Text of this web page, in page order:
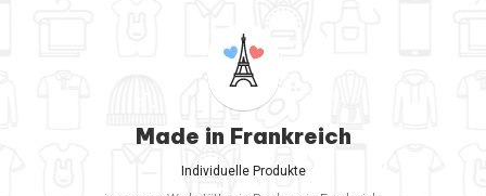
Made in Frankreich
Individuelle Produkte